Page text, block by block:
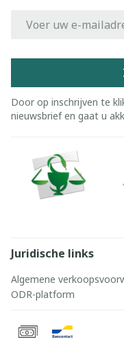
Door op inschrijven te
nieuwsbrief en gaat u
Juridische links
Algemene
ODR-platform